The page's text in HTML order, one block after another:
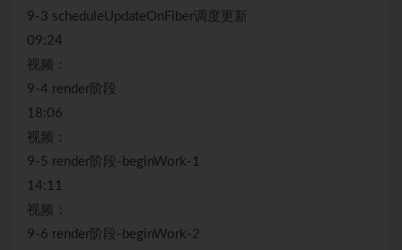
9-3 scheduleUpdateOnFiber调度更新
09:24
视频：
9-4 render阶段
18:06
视频：
9-5 render阶段-beginWork-1
14:11
视频：
9-6 render阶段-beginWork-2